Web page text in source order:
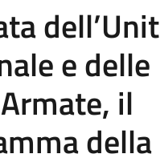
e delle
il
della